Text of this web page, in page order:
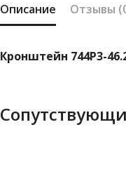
Описание Отзывы
Кронштейн 744Р3-